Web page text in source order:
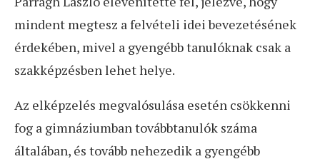
mindent megtesz a felvételi idei bevezetésének
érdekében, mivel a gyengébb tanulóknak csak a
szakképzésben lehet helye.
Az elképzelés megvalósulása esetén csökkenni
fog a gimnáziumban továbbtanulók száma
általában, és tovább nehezedik a gyengébb